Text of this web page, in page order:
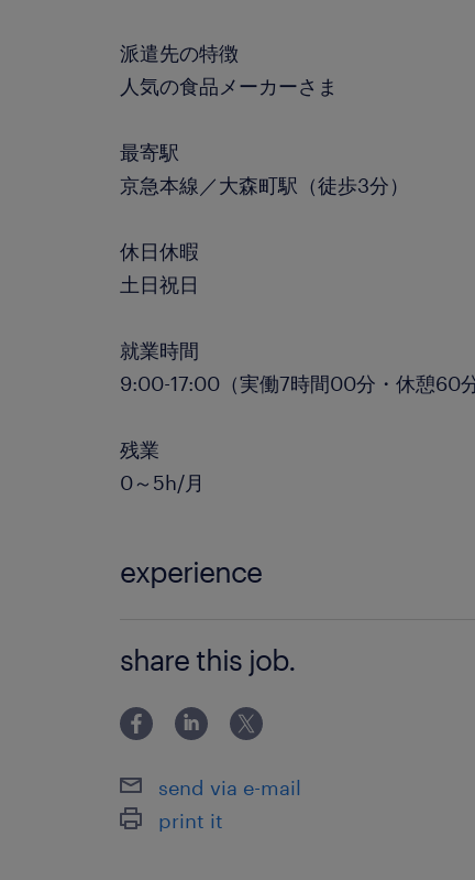
派遣先の特徴
人気の食品メーカーさま
最寄駅
京急本線／大森町駅（徒歩3分）
休日休暇
土日祝日
就業時間
9:00-17:00（実働7時間00分・休憩60
残業
0～5h/月
experience
彡
share this job.
send via e-mail
print it